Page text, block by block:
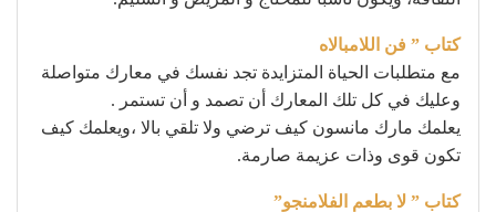
كتاب ” فن اللامبالاه
مع متطلبات الحياة المتزايدة تجد نفسك في معارك متواصلة
وعليك في كل تلك المعارك أن تصمد و أن تستمر .
يعلمك مارك مانسون كيف ترضي ولا تلقي بالا ،ويعلمك كيف
تكون قوى وذات عزيمة صارمة.
كتاب ” لا بطعم الفلامنجو”